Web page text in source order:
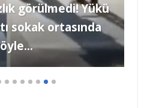
görülmedi! Yükü
sokak ortasında